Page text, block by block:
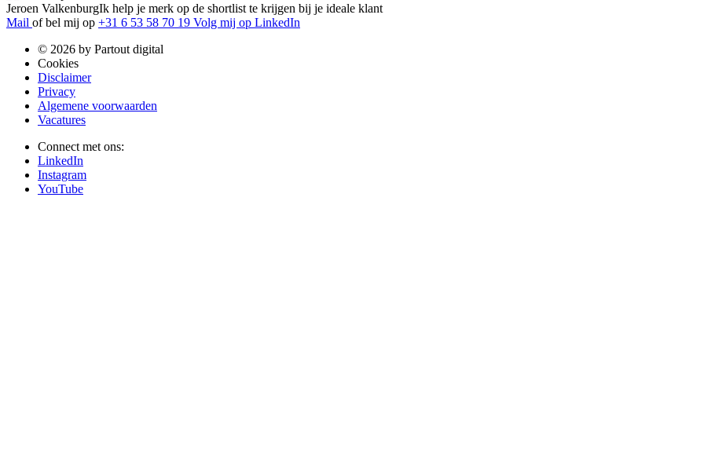
Jeroen ValkenburgIk help je merk op de shortlist te krijgen bij je ideale klant
Mail of bel mij op +31 6 53 58 70 19 Volg mij op LinkedIn
© 2026 by Partout digital
Cookies
Disclaimer
Privacy
Algemene voorwaarden
Vacatures
Connect met ons:
LinkedIn
Instagram
YouTube